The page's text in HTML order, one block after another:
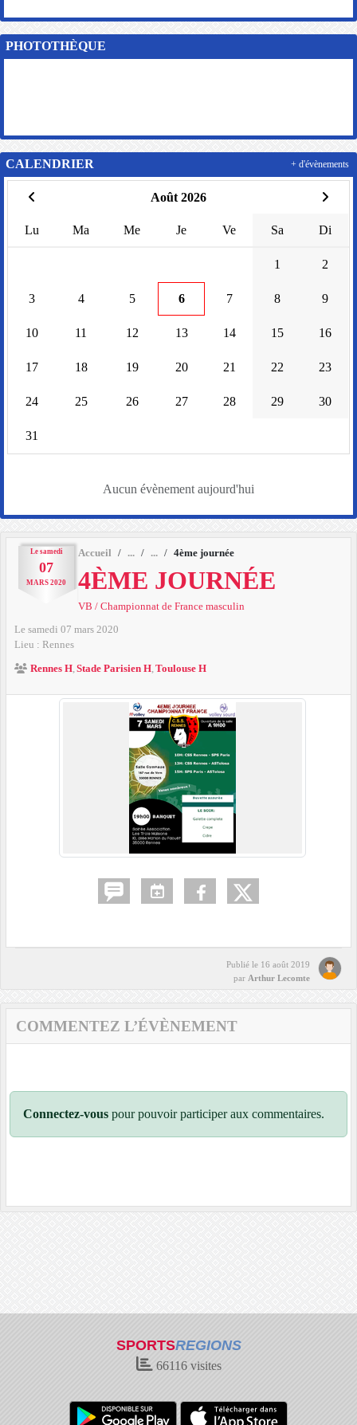
Le samedi
07
MARS 2020
Accueil 4ème journée
4ÈME JOURNÉE
VB / Championnat de France masculin
Le samedi 07 mars 2020
Lieu : Rennes
Rennes H Stade Parisien H Toulouse H
Publié le 16 août 2019
par Arthur Lecomte
COMMENTEZ L’ÉVÈNEMENT
Connectez-vous pour pouvoir participer aux commentaires.
PHOTOTHÈQUE
CALENDRIER
Août 2026
Lu Ma Me Je Ve Sa Di
1 2
3 4 5 6 7 8 9
10 11 12 13 14 15 16
17 18 19 20 21 22 23
24 25 26 27 28 29 30
31
Aucun évènement aujourd'hui
+ d'évènements
SPORTSREGIONS
66116visites